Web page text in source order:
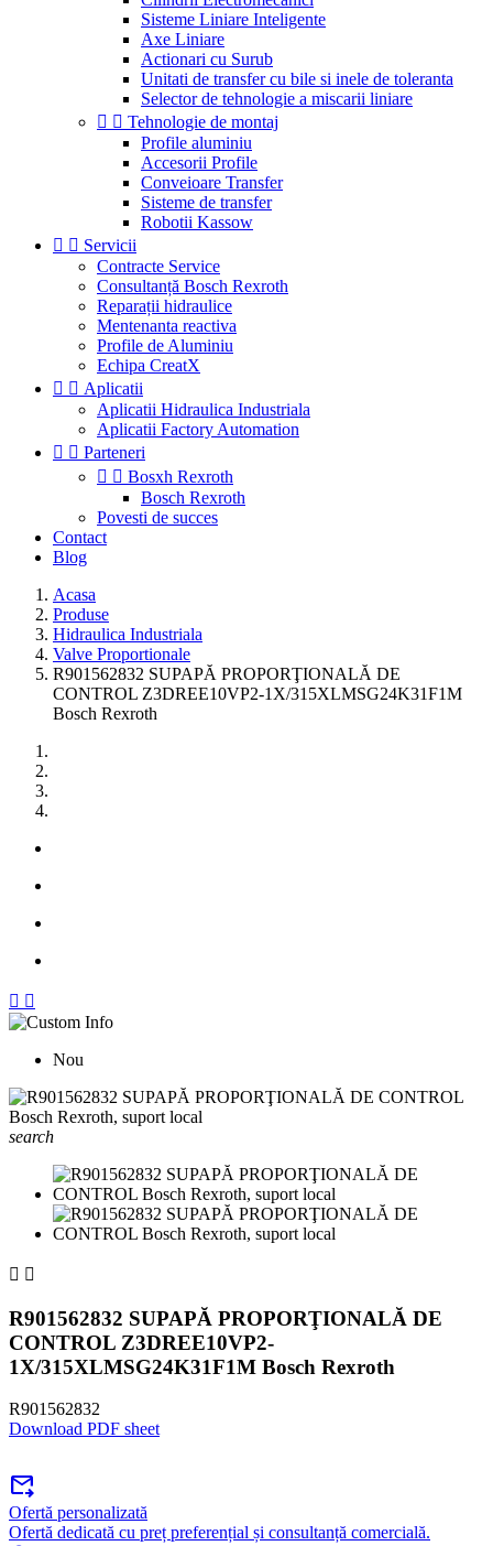
Sisteme Liniare Inteligente
Axe Liniare
Actionari cu Surub
Unitati de transfer cu bile si inele de toleranta
Selector de tehnologie a miscarii liniare
  Tehnologie de montaj
Profile aluminiu
Accesorii Profile
Conveioare Transfer
Sisteme de transfer
Robotii Kassow
  Servicii
Contracte Service
Consultanță Bosch Rexroth
Reparații hidraulice
Mentenanta reactiva
Profile de Aluminiu
Echipa CreatX
  Aplicatii
Aplicatii Hidraulica Industriala
Aplicatii Factory Automation
  Parteneri
  Bosxh Rexroth
Bosch Rexroth
Povesti de succes
Contact
Blog
Acasa
Produse
Hidraulica Industriala
Valve Proportionale
R901562832 SUPAPĂ PROPORŢIONALĂ DE
CONTROL Z3DREE10VP2-1X/315XLMSG24K31F1M
Bosch Rexroth
 
Nou
search
 
R901562832 SUPAPĂ PROPORŢIONALĂ DE
CONTROL Z3DREE10VP2-
1X/315XLMSG24K31F1M Bosch Rexroth
R901562832
Download PDF sheet
forward_to_inbox
Ofertă personalizată
Ofertă dedicată cu preț preferențial și consultanță comercială.